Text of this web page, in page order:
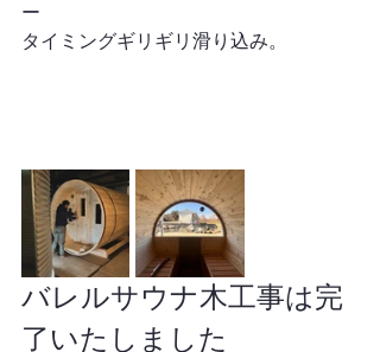
ー
タイミングギリギリ滑り込み。
バレルサウナ木工事は完
了いたしました